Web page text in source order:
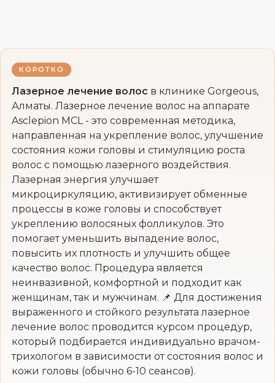
КОРОТКО
Лазерное лечение волос в клинике Gorgeous,
Алматы. Лазерное лечение волос на аппарате
Asclepion MCL - это современная методика,
направленная на укрепление волос, улучшение
состояния кожи головы и стимуляцию роста
волос с помощью лазерного воздействия.
Лазерная энергия улучшает
микроциркуляцию, активизирует обменные
процессы в коже головы и способствует
укреплению волосяных фолликулов. Это
помогает уменьшить выпадение волос,
повысить их плотность и улучшить общее
качество волос. Процедура является
неинвазивной, комфортной и подходит как
женщинам, так и мужчинам. 📌 Для достижения
выраженного и стойкого результата лазерное
лечение волос проводится курсом процедур,
который подбирается индивидуально врачом-
трихологом в зависимости от состояния волос и
кожи головы (обычно 6-10 сеансов).